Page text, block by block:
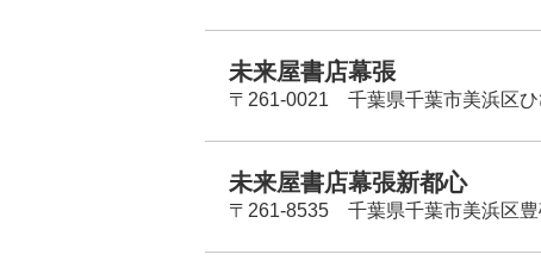
未来屋書店幕張
〒261-0021 千葉県千葉市美浜区
未来屋書店幕張新都心
〒261-8535 千葉県千葉市美浜区